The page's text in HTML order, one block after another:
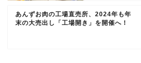
あんずお肉の工場直売所、2024年も年
末の大売出し「工場開き」を開催へ！